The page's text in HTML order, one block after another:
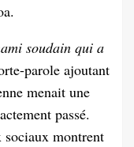
soudain qui a
parole ajoutant
menait une
passé.
sociaux montrent